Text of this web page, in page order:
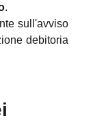
.
sull'avviso
debitoria